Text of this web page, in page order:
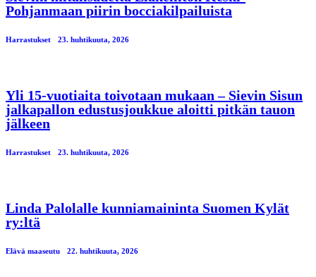
Pohjanmaan piirin bocciakilpailuista
Harrastukset 23. huhtikuuta, 2026
Yli 15-vuotiaita toivotaan mukaan – Sievin Sisun
jalkapallon edustusjoukkue aloitti pitkän tauon
jälkeen
Harrastukset 23. huhtikuuta, 2026
Linda Palolalle kunniamaininta Suomen Kylät
ry:ltä
Elävä maaseutu 22. huhtikuuta, 2026